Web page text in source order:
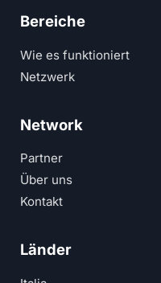
Bereiche
Wie es funktioniert
Netzwerk
Network
Partner
Über uns
Kontakt
Länder